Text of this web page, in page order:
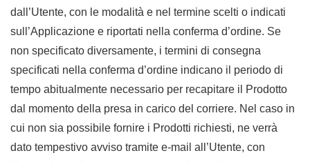
dall’Utente, con le modalità e nel termine scelti o indicati
sull’Applicazione e riportati nella conferma d’ordine. Se
non specificato diversamente, i termini di consegna
specificati nella conferma d’ordine indicano il periodo di
tempo abitualmente necessario per recapitare il Prodotto
dal momento della presa in carico del corriere. Nel caso in
cui non sia possibile fornire i Prodotti richiesti, ne verrà
dato tempestivo avviso tramite e-mail all’Utente, con